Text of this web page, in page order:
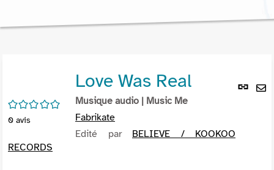
Lien
/5
0 avis
Love Was Real
Musique audio | Music Me
Fabrikate
Edité par BELIEVE / KOOKOO
RECORDS